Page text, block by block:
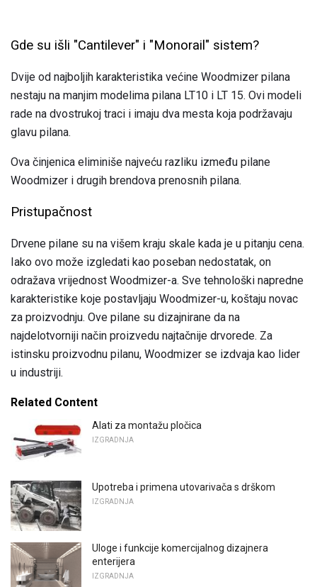
Gde su išli "Cantilever" i "Monorail" sistem?
Dvije od najboljih karakteristika većine Woodmizer pilana
nestaju na manjim modelima pilana LT10 i LT 15. Ovi modeli
rade na dvostrukoj traci i imaju dva mesta koja podržavaju
glavu pilana.
Ova činjenica eliminiše najveću razliku između pilane
Woodmizer i drugih brendova prenosnih pilana.
Pristupačnost
Drvene pilane su na višem kraju skale kada je u pitanju cena.
Iako ovo može izgledati kao poseban nedostatak, on
odražava vrijednost Woodmizer-a. Sve tehnološki napredne
karakteristike koje postavljaju Woodmizer-u, koštaju novac
za proizvodnju. Ove pilane su dizajnirane da na
najdelotvorniji način proizvedu najtačnije drvorede. Za
istinsku proizvodnu pilanu, Woodmizer se izdvaja kao lider
u industriji.
Related Content
Alati za montažu pločica
IZGRADNJA
Upotreba i primena utovarivača s drškom
IZGRADNJA
Uloge i funkcije komercijalnog dizajnera
enterijera
IZGRADNJA